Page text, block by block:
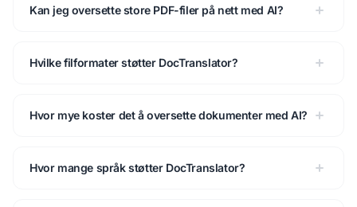
Kan jeg oversette store PDF-filer på nett med AI?
Hvilke filformater støtter DocTranslator?
Hvor mye koster det å oversette dokumenter med AI?
Hvor mange språk støtter DocTranslator?